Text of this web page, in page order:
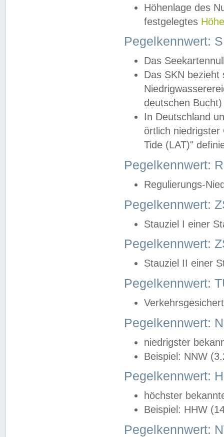
Höhenlage des
festgelegtes
Pegelkennwert:
Das
Das SKN
deutschen
In Deutschland
örtlich
Tide (LAT)"
Pegelkennwert:
Regulierungs-
Pegelkennwert:
Stauziel I einer
Pegelkennwert:
Stauziel II einer
Pegelkennwert:
Pegelkennwert:
niedrigster
Beispiel: NNW
Pegelkennwert:
höchster
Beispiel: HHW
Pegelkennwert: